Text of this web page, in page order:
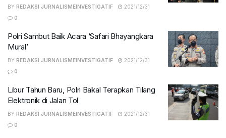
BY REDAKSI JURNALISMEINVESTIGATIF
2021/12/31
0
Polri Sambut Baik Acara ‘Safari Bhayangkara
Mural’
BY REDAKSI JURNALISMEINVESTIGATIF
2021/12/31
0
Libur Tahun Baru, Polri Bakal Terapkan Tilang
Elektronik di Jalan Tol
BY REDAKSI JURNALISMEINVESTIGATIF
2021/12/31
0